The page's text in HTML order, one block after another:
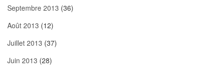
Septembre 2013 (36)
Août 2013 (12)
Juillet 2013 (37)
Juin 2013 (28)